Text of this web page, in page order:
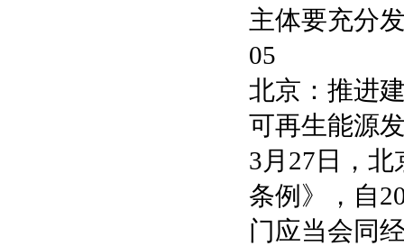
主体要充分
05
北京：推进
可再生能源
3月27日，
条例》，自
门应当会同